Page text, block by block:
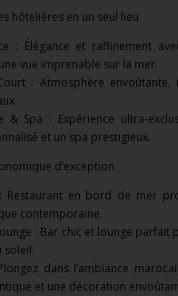
hôtelières en un seul lieu
: Élégance et raffinement
vue imprenable sur la mer.
: Atmosphère envoûtante,
& Spa : Expérience ultra-
et un spa prestigieux.
d’exception
Restaurant en bord de mer
contemporaine.
: Bar chic et lounge parfait
soleil.
dans l’ambiance
et une décoration